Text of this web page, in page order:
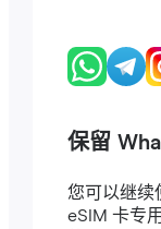
保留
您可以继续
eSIM 卡专